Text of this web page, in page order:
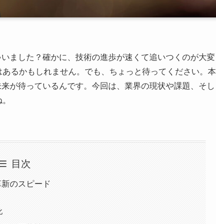
ました？確かに、技術の進歩が速くて追いつくのが大変
るかもしれません。でも、ちょっと待ってください。本
が待っているんです。今回は、業界の現状や課題、そし
目次
のスピード